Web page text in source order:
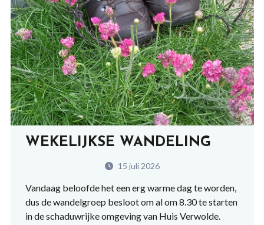
WEKELIJKSE WANDELING
15 juli 2026
Vandaag beloofde het een erg warme dag te worden,
dus de wandelgroep besloot om al om 8.30 te starten
in de schaduwrijke omgeving van Huis Verwolde.